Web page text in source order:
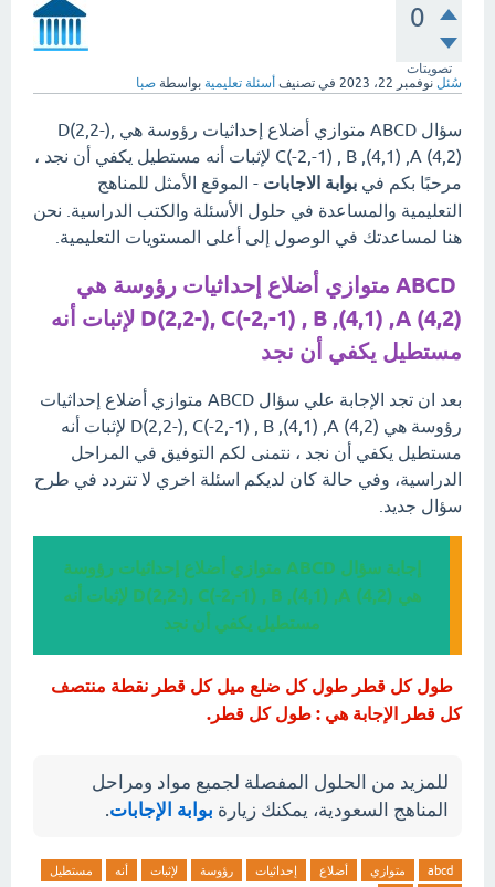
0
تصويتات
سُئل نوفمبر 22، 2023 في تصنيف أسئلة تعليمية بواسطة صبا
سؤال ABCD متوازي أضلاع إحداثيات رؤوسة هي D(2,2-),
C(-2,-1) , B ,(4,1) ,A (4,2) لإثبات أنه مستطيل يكفي أن نجد ،
مرحبًا بكم في بوابة الاجابات - الموقع الأمثل للمناهج
التعليمية والمساعدة في حلول الأسئلة والكتب الدراسية. نحن
هنا لمساعدتك في الوصول إلى أعلى المستويات التعليمية.
ABCD متوازي أضلاع إحداثيات رؤوسة هي
D(2,2-), C(-2,-1) , B ,(4,1) ,A (4,2) لإثبات أنه
مستطيل يكفي أن نجد
بعد ان تجد الإجابة علي سؤال ABCD متوازي أضلاع إحداثيات
رؤوسة هي D(2,2-), C(-2,-1) , B ,(4,1) ,A (4,2) لإثبات أنه
مستطيل يكفي أن نجد ، نتمنى لكم التوفيق في المراحل
الدراسية، وفي حالة كان لديكم اسئلة اخري لا تتردد في طرح
سؤال جديد.
إجابة سؤال ABCD متوازي أضلاع إحداثيات رؤوسة
هي D(2,2-), C(-2,-1) , B ,(4,1) ,A (4,2) لإثبات أنه
مستطيل يكفي أن نجد
طول كل قطر طول كل ضلع ميل كل قطر نقطة منتصف
كل قطر الإجابة هي : طول كل قطر.
للمزيد من الحلول المفصلة لجميع مواد ومراحل
المناهج السعودية، يمكنك زيارة بوابة الإجابات.
abcd متوازي أضلاع إحداثيات رؤوسة لإثبات أنه
مستطيل